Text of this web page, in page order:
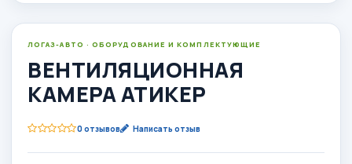
ЛОГАЗ-АВТО · ОБОРУДОВАНИЕ И КОМПЛЕКТУЮЩИЕ
ВЕНТИЛЯЦИОННАЯ
КАМЕРА АТИКЕР
0 отзывов Написать отзыв